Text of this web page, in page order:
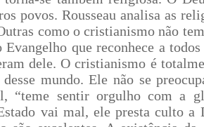
povos. Rousseau analisa as
como o cristianismo não
Evangelho que reconhece a
dele. O cristianismo é
mundo. Ele não se
“teme sentir orgulho com a
vai mal, ele presta culto a